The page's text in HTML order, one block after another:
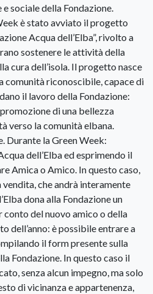
sociale della Fondazione.
è stato avviato il progetto
Acqua dell’Elba”, rivolto a
sostenere le attività della
cura dell’isola. Il progetto nasce
comunità riconoscibile, capace di
il lavoro della Fondazione:
di una bellezza
verso la comunità elbana.
Durante la Green Week:
dell’Elba ed esprimendo il
Amica o Amico. In questo caso,
che andrà interamente
dona alla Fondazione un
conto del nuovo amico o della
dell’anno: è possibile entrare a
il form presente sulla
Fondazione. In questo caso il
senza alcun impegno, ma solo
di vicinanza e appartenenza,